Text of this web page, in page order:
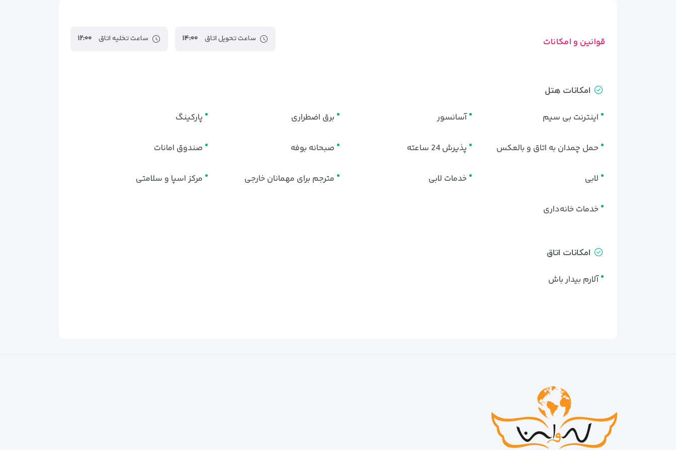
قوانین و امکانات ساعت تحویل اتاق ۱۴:۰۰ ساعت تخلیه اتاق ۱۲:۰۰
امکانات هتل
اینترنت بی سیم آسانسور برق اضطراری پارکینگ
حمل چمدان به اتاق و بالعکس پذیرش 24 ساعته صبحانه بوفه صندوق امانات
لابی خدمات لابی مترجم برای مهمانان خارجی مرکز اسپا و سلامتی
خدمات خانه‌داری
امکانات اتاق
آلارم بیدار باش